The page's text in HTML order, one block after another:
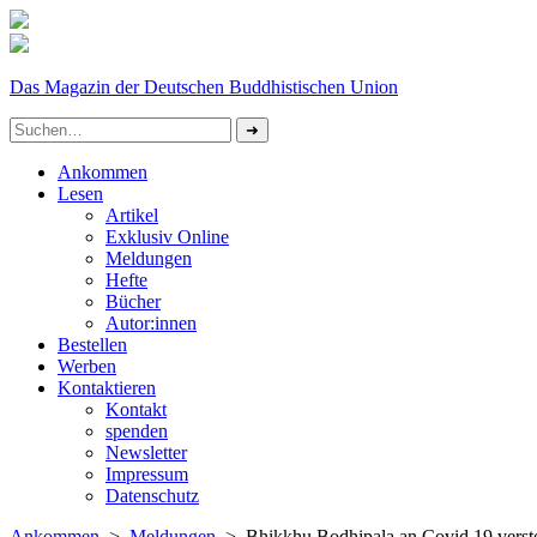
Das Magazin der Deutschen Buddhistischen Union
Ankommen
Lesen
Artikel
Exklusiv Online
Meldungen
Hefte
Bücher
Autor:innen
Bestellen
Werben
Kontaktieren
Kontakt
spenden
Newsletter
Impressum
Datenschutz­